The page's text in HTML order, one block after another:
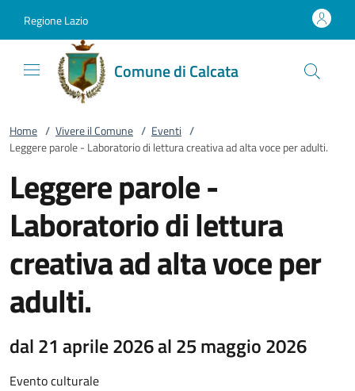
Regione Lazio
Comune di Calcata
Home / Vivere il Comune / Eventi /
Leggere parole - Laboratorio di lettura creativa ad alta voce per adulti.
Leggere parole -
Laboratorio di lettura
creativa ad alta voce per
adulti.
dal 21 aprile 2026 al 25 maggio 2026
Evento culturale